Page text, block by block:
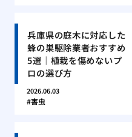
兵庫県の庭木に対応した
蜂の巣駆除業者おすすめ
5選｜植栽を傷めないプ
ロの選び方
2026.06.03
害虫